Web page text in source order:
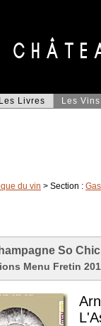
Les Livres Les Vins
du vin > Section :
So
Menu Fretin